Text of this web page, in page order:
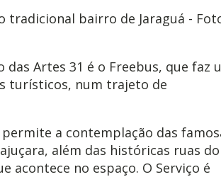
tradicional bairro de Jaraguá -
Artes 31 é o Freebus, que faz
turísticos, num trajeto de
a contemplação das
além das históricas ruas
acontece no espaço. O Serviço é